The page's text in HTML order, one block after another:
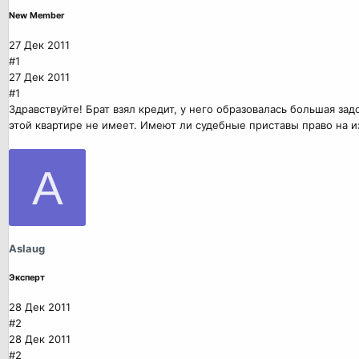
New Member
27 Дек 2011
#1
27 Дек 2011
#1
Здравствуйте! Брат взял кредит, у него образовалась большая
этой квартире не имеет. Имеют ли судебные приставы право на
A
Aslaug
Эксперт
28 Дек 2011
#2
28 Дек 2011
#2